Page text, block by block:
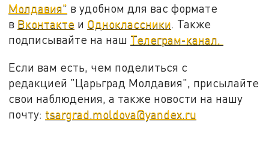
Молдавия" в удобном для вас формате
в Вконтакте и Одноклассники. Также
подписывайте на наш Телеграм-канал.
Если вам есть, чем поделиться с
редакцией "Царьград Молдавия", присылайте
свои наблюдения, а также новости на нашу
почту: tsargrad.moldova@yandex.ru